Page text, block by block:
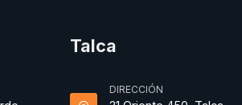
Talca
DIRECCIÓN